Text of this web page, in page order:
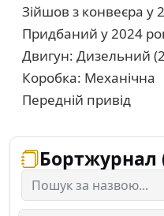
Зійшов з конвеєра у
Придбаний у 2024
Двигун: Дизельний
Коробка: Механічна
Передній привід
Бортжурнал